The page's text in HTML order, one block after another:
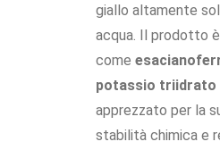
giallo altamente
acqua. Il prodotto
come
potassio triidrato
apprezzato per la
stabilità chimica e